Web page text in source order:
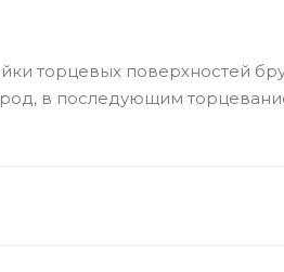
торцевых поверхностей
в последующим